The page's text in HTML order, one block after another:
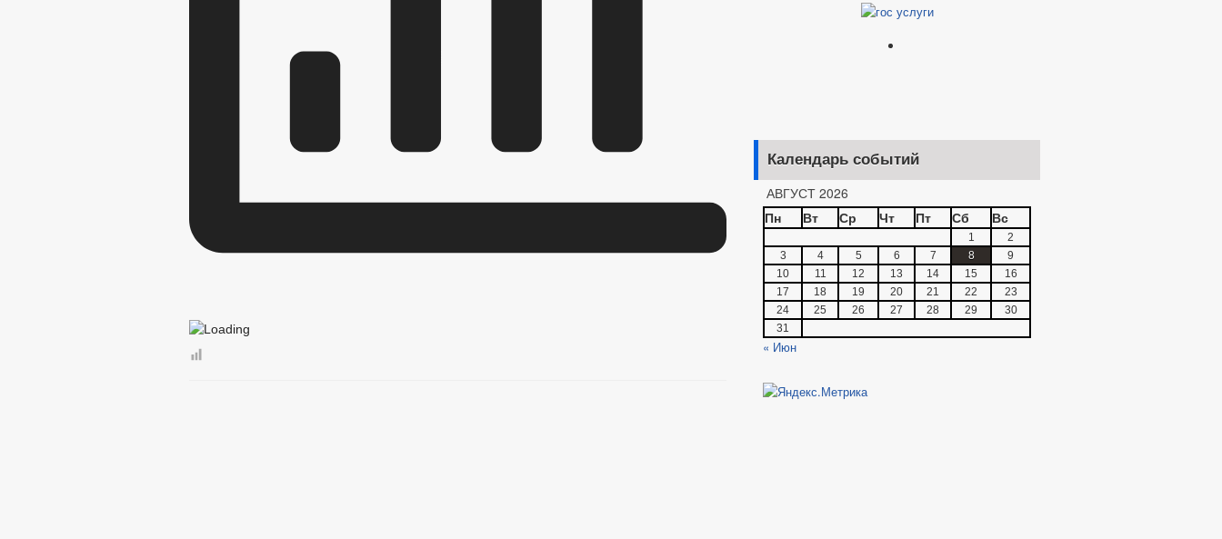
Календарь событий
АВГУСТ 2026
Пн
Вт Ср Чт Пт Сб Вс
1
2
3
4 5 6 7 8
9
10
11 12 13 14 15
16
17
18 19 20 21 22
23
24
25 26 27 28 29
30
31
« Июн